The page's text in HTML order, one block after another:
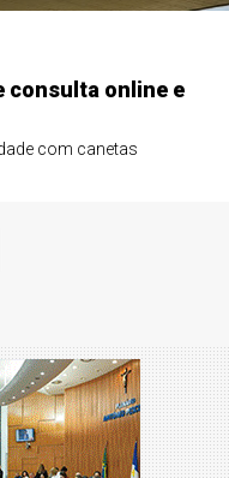
consulta online e
com canetas